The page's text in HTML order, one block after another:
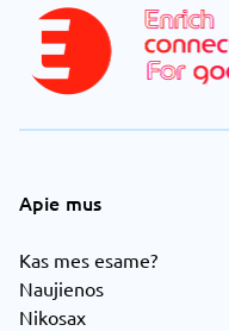
Apie mus
Kas mes esame?
Naujienos
Nikosax